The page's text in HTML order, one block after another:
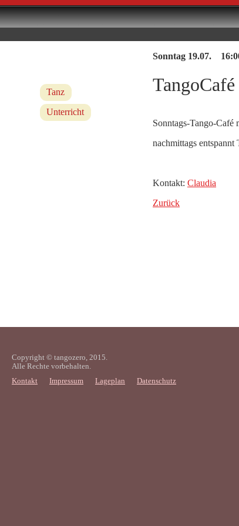
Tanz
Unterricht
Sonntag 19.07.
Sonntags-Tango-
nachmittags
Kontakt: Claudia
Zurück
Copyright © tangozero, 2015.
Alle Rechte vorbehalten.
Kontakt
Impressum Lageplan Datenschutz